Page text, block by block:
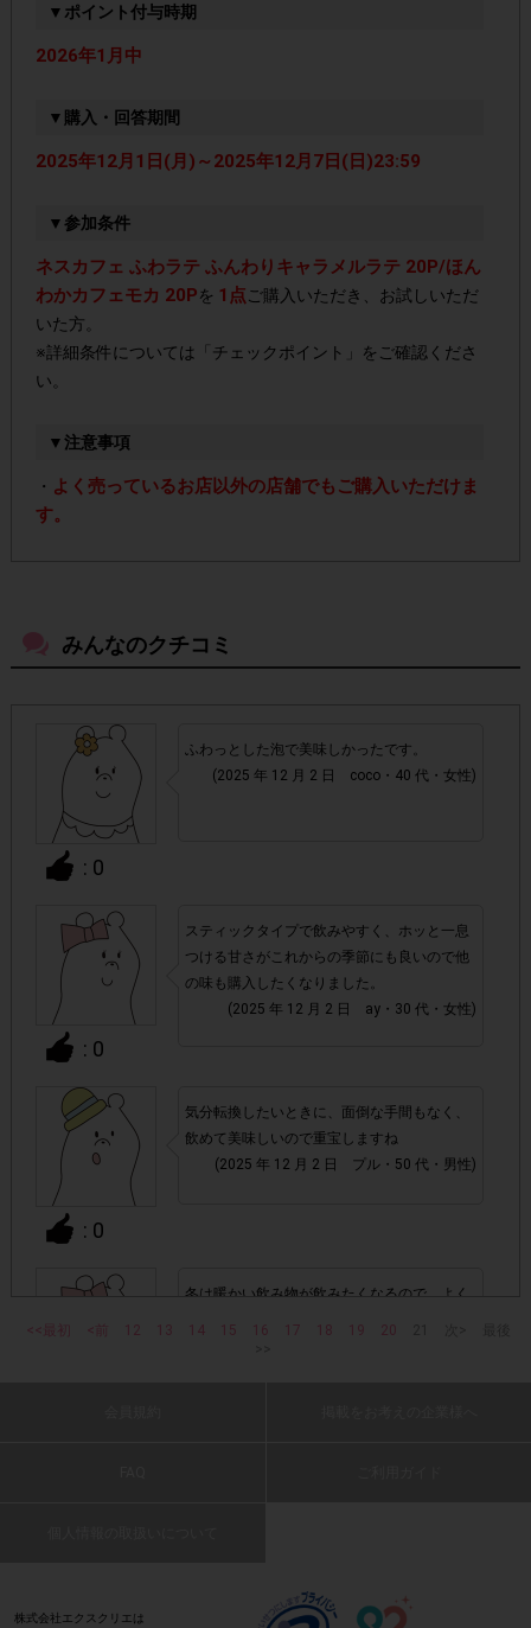
▼ポイント付与時期
2026年1月中
▼購入・回答期間
2025年12月1日(月)～2025年12月7日(日)23:59
▼参加条件
ネスカフェ ふわラテ ふんわりキャラメルラテ 20P/ほん
わかカフェモカ 20Pを 1点 ご購入いただき、お試しいただ
いた方。
※詳細条件については「チェックポイント」をご確認くださ
い。
▼注意事項
・ よく売っているお店以外の店舗でもご購入いただけま
す。
・参加(申し込み)を回答前にしていただければ、募集人数が
・スマートフォン、携帯電話、タブレットPCにつきまし
て、機種によってはアンケートに回答できない場合がござい
ます。
▼ポイント付与対象外
チェックポイントの条件を満たしていない場合
・ECサイトやネットスーパーでのご購入
・1つのアンケートにつき、お1人様あたり複数回の参加が
株式会社エクスクリエが運営する、レシートを活用したサ
ービスのモニター回答は、1つのアンケートにつき1人1回
の参加とさせていただいております。
・レシート画像に
の全てが記載されていない場合
みんなのクチコミ
: 0
ふわっとした泡で美味しかったです。
(2025 年 12 月 2 日 coco・40 代・女性)
: 0
スティックタイプで飲みやすく、ホッと一息
つける甘さがこれからの季節にも良いので他
の味も購入したくなりました。
(2025 年 12 月 2 日 ay・30 代・女性)
: 0
気分転換したいときに、面倒な手間もなく、
飲めて美味しいので重宝しますね
(2025 年 12 月 2 日 プル・50 代・男性)
冬は暖かい飲み物が飲みたくなるので、よく
<<最初 <前 12 13 14 15 16 17 18 19 20
株式会社エクスクリエは